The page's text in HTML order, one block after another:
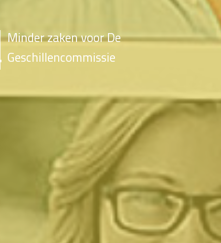
Minder zaken voor De
Geschillencommissie